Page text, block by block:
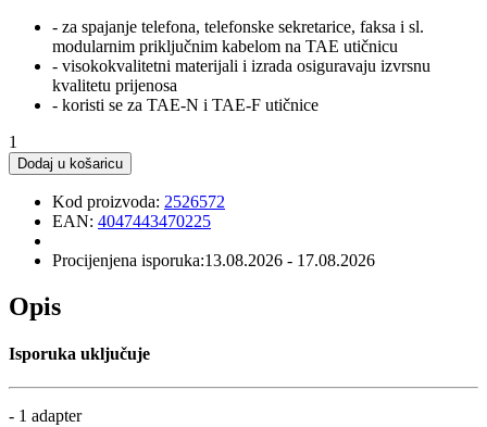
- za spajanje telefona, telefonske sekretarice, faksa i sl.
modularnim priključnim kabelom na TAE utičnicu
- visokokvalitetni materijali i izrada osiguravaju izvrsnu
kvalitetu prijenosa
- koristi se za TAE-N i TAE-F utičnice
1
Dodaj u košaricu
Kod proizvoda: 2526572
EAN: 4047443470225
Procijenjena isporuka:13.08.2026 - 17.08.2026
Opis
Isporuka uključuje
- 1 adapter